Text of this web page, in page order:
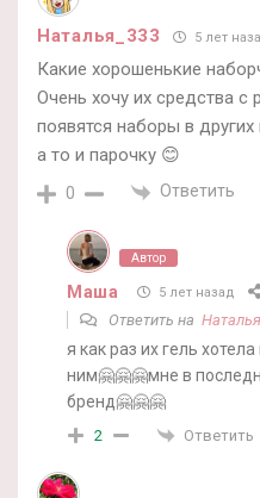
Наталья_333 5 лет
Какие хорошенькие
Очень хочу их средства с
появятся наборы в
а то и парочку 😊
0 Ответить
Автор
Маша 5 лет назад
Ответить на
я как раз их гель
ним🤗🤗🤗мне в
бренд🤗🤗🤗
2 Ответить